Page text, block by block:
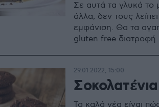
Σε αυτά τα γλυκά το
άλλα, δεν τους
εμφάνιση. Θα τα
gluten free διατροφή.
Τα καλά νέα είναι
29.01.2022, 15:00